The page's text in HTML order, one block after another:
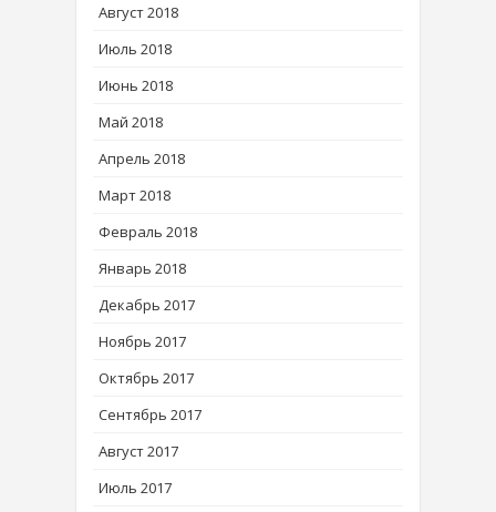
Август 2018
Июль 2018
Июнь 2018
Май 2018
Апрель 2018
Март 2018
Февраль 2018
Январь 2018
Декабрь 2017
Ноябрь 2017
Октябрь 2017
Сентябрь 2017
Август 2017
Июль 2017